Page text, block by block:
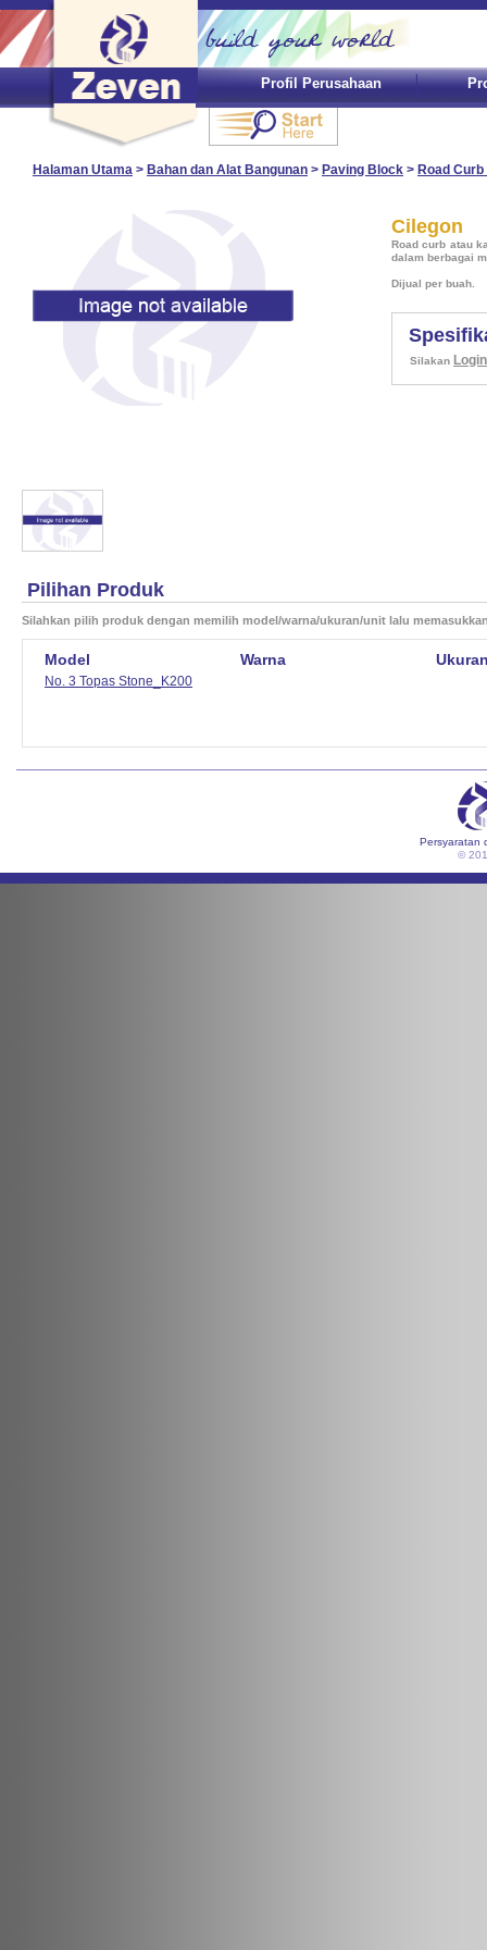
Profil Perusahaan
Halaman Utama > Bahan dan Alat Bangunan > Paving Block > Road
Cilegon
Road curb atau
dalam berbagai
Dijual per buah.
Silakan Login
Pilihan Produk
Silahkan pilih produk dengan memilih model/warna/ukuran/unit lalu
Model
No. 3 Topas Stone_K200
Warna
Persyaratan
©